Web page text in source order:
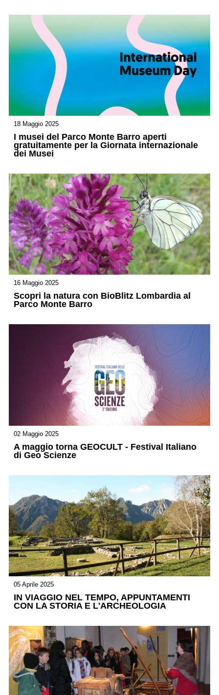
18 Maggio 2025
I musei del Parco Monte Barro aperti
gratuitamente per la Giornata internazionale
dei Musei
16 Maggio 2025
Scopri la natura con BioBlitz Lombardia al
Parco Monte Barro
02 Maggio 2025
A maggio torna GEOCULT - Festival Italiano
di Geo Scienze
05 Aprile 2025
IN VIAGGIO NEL TEMPO, APPUNTAMENTI
CON LA STORIA E L'ARCHEOLOGIA